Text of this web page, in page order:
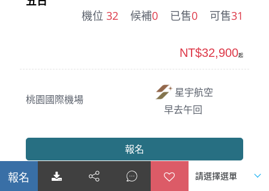
機位 32 候補0 已售0 可售31
桃園國際機場
星宇航空
早去午回
NT$32,900起
報名